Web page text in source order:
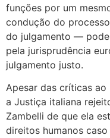
funções por um
condução do
do julgamento —
pela jurisprudência
julgamento justo.
Apesar das críticas
a Justiça italiana
Zambelli de que ela
direitos humanos